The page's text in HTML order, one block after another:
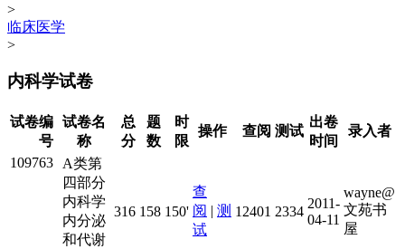
>
临床医学
>
内科学试卷
试卷编
号
试卷名
称
总
分
题
数
时
限
操作 查阅 测试
出卷
时间
录入者
109763
A类第
四部分
内科学
内分泌
和代谢
316 158 150'
查
阅 | 测
试
12401 2334
2011-
04-11
wayne@
文苑书
屋